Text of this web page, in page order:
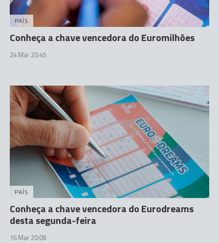
PAÍS
Conheça a chave vencedora do Euromilhões
24 Mar 20:45
PAÍS
Conheça a chave vencedora do Eurodreams
desta segunda-feira
16 Mar 20:08